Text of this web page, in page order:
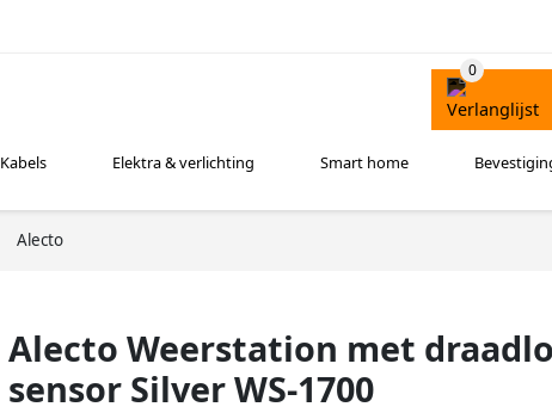
Kabels Elektra & verlichting Smart home
Alecto
Alecto Weerstation met
sensor Silver WS-1700